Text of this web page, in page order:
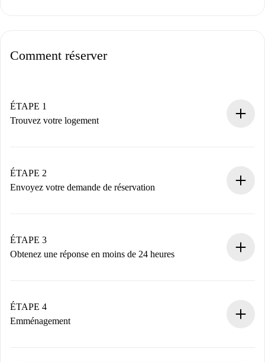
Comment réserver
ÉTAPE 1
Trouvez votre logement
Vous disposez à l’avance de toutes les informations
nécessaires.
ÉTAPE 2
Envoyez votre demande de réservation
Nous ne vous facturerons rien tant que le propriétaire
n’aura pas accepté.
ÉTAPE 3
Obtenez une réponse en moins de 24 heures
contact avec le propriétaire.
Si refusé : aucun prélèvement et nous vous proposerons
ÉTAPE 4
Emménagement